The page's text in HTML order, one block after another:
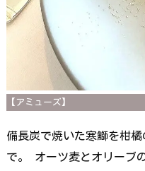
【アミューズ】
備長炭で焼いた寒鰤を柑
で。 オーツ麦とオリーブ